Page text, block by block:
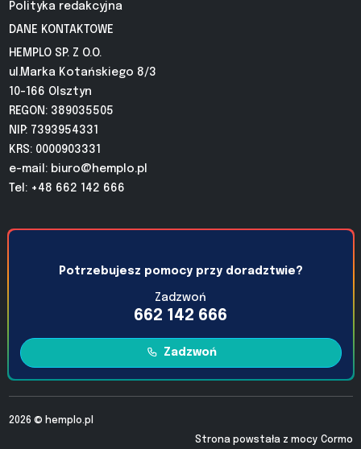
Polityka redakcyjna
DANE KONTAKTOWE
HEMPLO SP. Z O.O.
ul.Marka Kotańskiego 8/3
10-166 Olsztyn
REGON: 389035505
NIP: 7393954331
KRS: 0000903331
e-mail: biuro@hemplo.pl
Tel: +48 662 142 666
Potrzebujesz pomocy przy doradztwie?
Zadzwoń
662 142 666
Zadzwoń
2026 © hemplo.pl
Strona powstała z mocy Cormo